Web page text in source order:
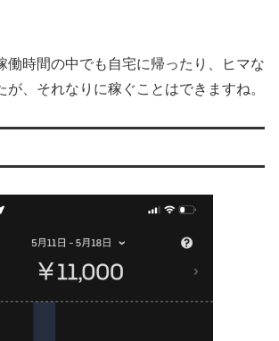
働時間の中でも自宅に帰ったり、ヒマな
が、それなりに稼ぐことはできますね。